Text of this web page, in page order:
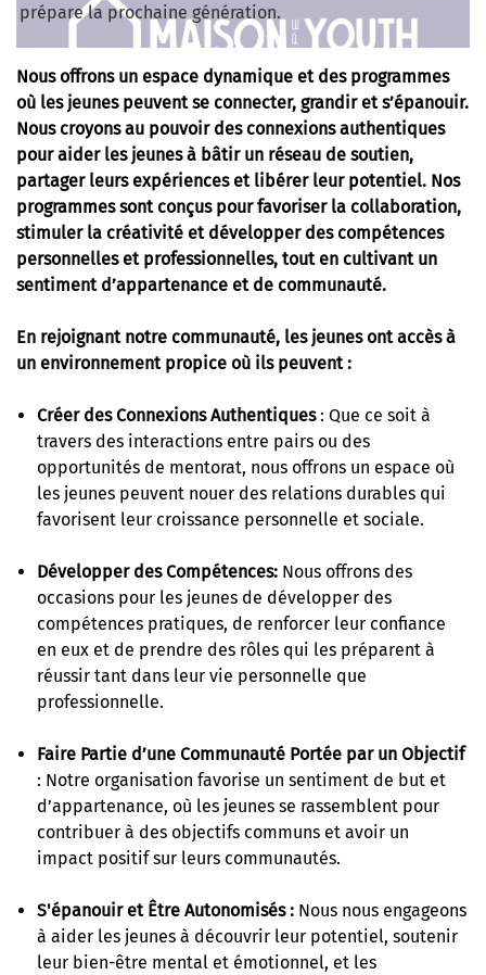
prépare la prochaine génération.
Nous offrons un espace dynamique et des programmes
où les jeunes peuvent se connecter, grandir et s’épanouir.
Nous croyons au pouvoir des connexions authentiques
pour aider les jeunes à bâtir un réseau de soutien,
partager leurs expériences et libérer leur potentiel. Nos
programmes sont conçus pour favoriser la collaboration,
stimuler la créativité et développer des compétences
personnelles et professionnelles, tout en cultivant un
sentiment d’appartenance et de communauté.
En rejoignant notre communauté, les jeunes ont accès à
un environnement propice où ils peuvent :
Créer des Connexions Authentiques : Que ce soit à
travers des interactions entre pairs ou des
opportunités de mentorat, nous offrons un espace où
les jeunes peuvent nouer des relations durables qui
favorisent leur croissance personnelle et sociale.
Développer des Compétences: Nous offrons des
occasions pour les jeunes de développer des
compétences pratiques, de renforcer leur confiance
en eux et de prendre des rôles qui les préparent à
réussir tant dans leur vie personnelle que
professionnelle.
Faire Partie d’une Communauté Portée par un Objectif
: Notre organisation favorise un sentiment de but et
d’appartenance, où les jeunes se rassemblent pour
contribuer à des objectifs communs et avoir un
impact positif sur leurs communautés.
S'épanouir et Être Autonomisés: Nous nous engageons
à aider les jeunes à découvrir leur potentiel, soutenir
leur bien-être mental et émotionnel, et les